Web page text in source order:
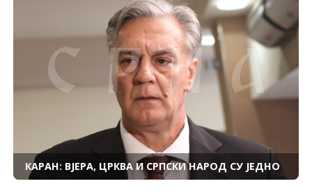
КАРАН: ВЈЕРА, ЦРКВА И СРПСКИ НАРОД СУ ЈЕДНО